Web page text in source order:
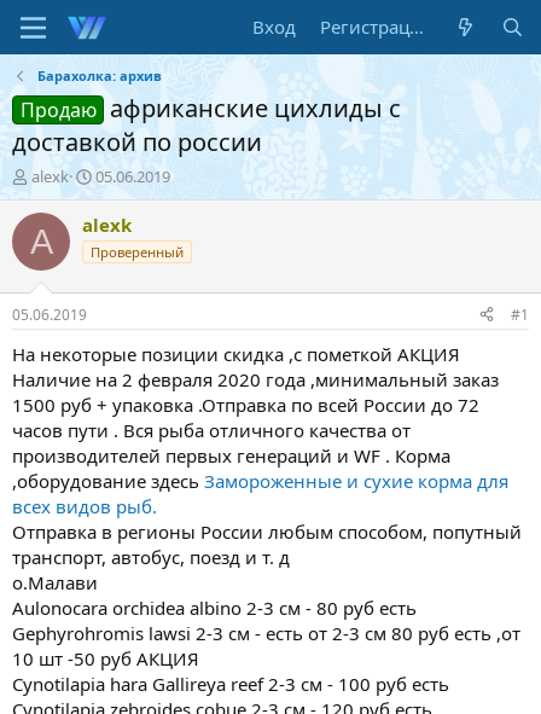
Вход Регистрация
Барахолка: архив
Продаю африканские цихлиды с
доставкой по россии
А
в
т
о
т
е
м
ы
alexk
Д
а
т
а
н
а
л
05.06.2019
A alexk
Проверенный
05.06.2019 #1
На некоторые позиции скидка ,с пометкой АКЦИЯ
Наличие на 2 февраля 2020 года ,минимальный заказ
1500 руб + упаковка .Отправка по всей России до 72
часов пути . Вся рыба отличного качества от
производителей первых генераций и WF . Корма
,оборудование здесь Замороженные и сухие корма для
всех видов рыб.
Отправка в регионы России любым способом, попутный
транспорт, автобус, поезд и т. д
о.Малави
Aulonocara orсhidea albino 2-3 см - 80 руб есть
Gephyrohromis lawsi 2-3 см - есть от 2-3 см 80 руб есть ,от
10 шт -50 руб АКЦИЯ
Cynotilapia hara Gallireya reef 2-3 см - 100 руб есть
Cynotilapia zebroides cobue 2-3 см - 120 руб есть